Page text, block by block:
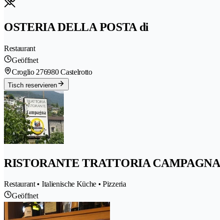
OSTERIA DELLA POSTA di
Restaurant
Geöffnet
Croglio 276980 Castelrotto
Tisch reservieren
RISTORANTE TRATTORIA CAMPAGNA
Restaurant • Italienische Küche • Pizzeria
Geöffnet